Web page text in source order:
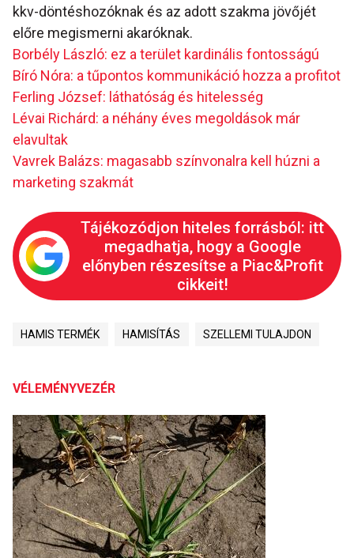
kkv-döntéshozóknak és az adott szakma jövőjét
előre megismerni akaróknak.
Borbély László: ez a terület kardinális fontosságú
Bíró Nóra: a tűpontos kommunikáció hozza a profitot
Ferling József: láthatóság és hitelesség
Lévai Richárd: a néhány éves megoldások már
elavultak
Vavrek Balázs: magasabb színvonalra kell húzni a
marketing szakmát
Tájékozódjon hiteles forrásból: itt
megadhatja, hogy a Google
előnyben részesítse a Piac&Profit
cikkeit!
HAMIS TERMÉK HAMISÍTÁS SZELLEMI TULAJDON
VÉLEMÉNYVEZÉR